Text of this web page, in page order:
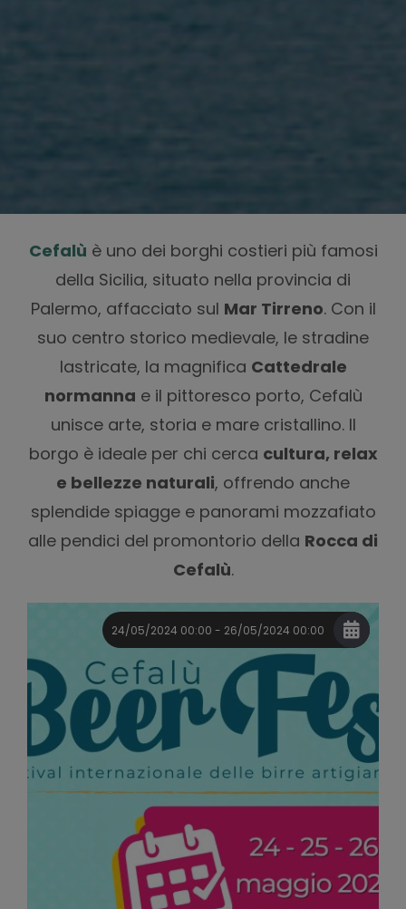
Cefalù è uno dei borghi costieri più famosi
della Sicilia, situato nella provincia di
Palermo, affacciato sul Mar Tirreno. Con il
suo centro storico medievale, le stradine
lastricate, la magnifica Cattedrale
normanna e il pittoresco porto, Cefalù
unisce arte, storia e mare cristallino. Il
borgo è ideale per chi cerca cultura, relax
e bellezze naturali, offrendo anche
splendide spiagge e panorami mozzafiato
alle pendici del promontorio della Rocca di
Cefalù.
24/05/2024 00:00 - 26/05/2024 00:00